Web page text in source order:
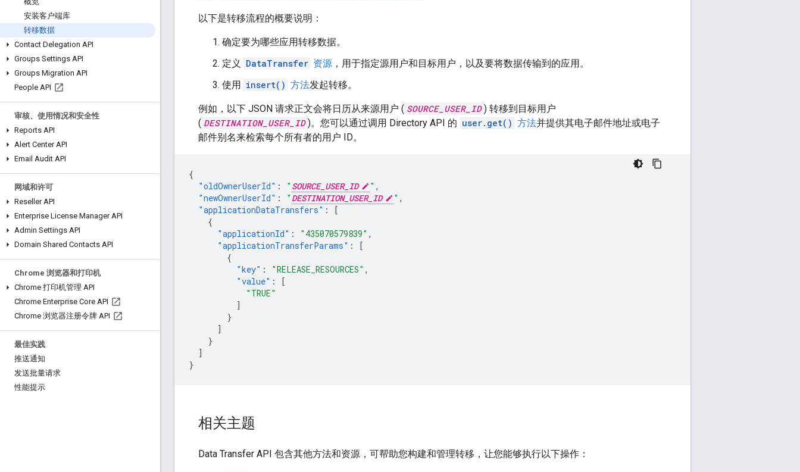
安装客户端库
转移数据
Contact Delegation API
Groups Settings API
Groups Migration API
People API
审核、使用情况和安全性
Reports API
Alert Center API
Email Audit API
网域和许可
Reseller API
Enterprise License Manager API
Admin Settings API
Domain Shared Contacts API
Chrome 浏览器和打印机
Chrome 打印机管理 API
Chrome Enterprise Core API
Chrome 浏览器注册令牌 API
最佳实践
推送通知
发送批量请求
性能提示
以下是转移流程的概要说明：
确定要为哪些应用转移数据。
定义
DataTransfer 资源 ，用于指定源用户和目标用户，以及要将数据传输到的应用。
使用 insert() 方法发起转移。
例如，以下 JSON 请求正文会将日历从来源用户 ( SOURCE_USER_ID ) 转移到目标用户
( DESTINATION_USER_ID )。您可以通过调用 Directory API 的 user.get() 方法并提供其电子邮件地址或电子
邮件别名来检索每个所有者的用户 ID。
{
"oldOwnerUserId" : " SOURCE_USER_ID " ,
"newOwnerUserId" : " DESTINATION_USER_ID " ,
"applicationDataTransfers" :
[
{
"applicationId" : "435070579839" ,
"applicationTransferParams" :
[
{
"key" : "RELEASE_RESOURCES" ,
"value" :
[
"TRUE"
]
}
]
}
]
}
相关主题
Data Transfer API 包含其他方法和资源，可帮助您构建和管理转移，让您能够执行以下操作：